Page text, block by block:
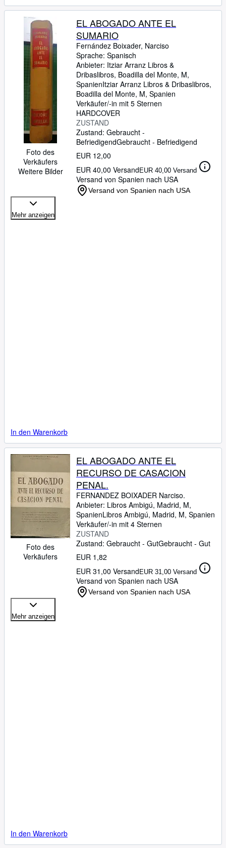
Foto des
Verkäufers
Weitere Bilder
EL ABOGADO ANTE EL
SUMARIO
Fernández Boixader, Narciso
Sprache: Spanisch
Anbieter: Itziar Arranz Libros &
Dribaslibros, Boadilla del Monte, M,
SpanienItziar Arranz Libros & Dribaslibros,
Boadilla del Monte, M, Spanien
Verkäufer/-in mit 5 Sternen
HARDCOVER
ZUSTAND
Zustand: Gebraucht -
BefriedigendGebraucht - Befriedigend
EUR 12,00
EUR 40,00 VersandEUR 40,00 Versand
Versand von Spanien nach USA
Versand von Spanien nach USA
Mehr anzeigen
In den Warenkorb
Foto des
Verkäufers
EL ABOGADO ANTE EL
RECURSO DE CASACION
PENAL.
FERNANDEZ BOIXADER Narciso.
Anbieter: Libros Ambigú, Madrid, M,
SpanienLibros Ambigú, Madrid, M, Spanien
Verkäufer/-in mit 4 Sternen
ZUSTAND
Zustand: Gebraucht - GutGebraucht - Gut
EUR 1,82
EUR 31,00 VersandEUR 31,00 Versand
Versand von Spanien nach USA
Versand von Spanien nach USA
Mehr anzeigen
In den Warenkorb